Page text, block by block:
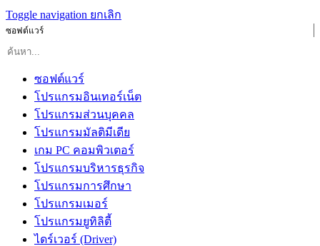
Toggle navigation ยกเลิก
ซอฟต์แวร์
ซอฟต์แวร์
โปรแกรมอินเทอร์เน็ต
โปรแกรมส่วนบุคคล
โปรแกรมมัลติมีเดีย
เกม PC คอมพิวเตอร์
โปรแกรมบริหารธุรกิจ
โปรแกรมการศึกษา
โปรแกรมเมอร์
โปรแกรมยูทิลิตี้
ไดร์เวอร์ (Driver)